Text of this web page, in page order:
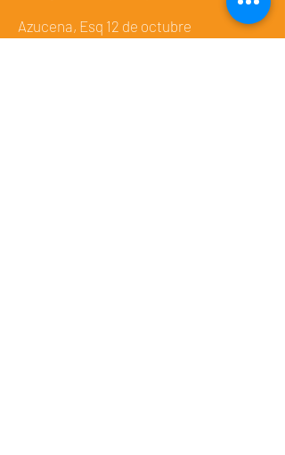
Azucena, Esq 12 de octubre
Cuernavaca Morelos